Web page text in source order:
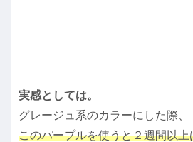
実感としては。
グレージュ系のカラーにした際、
このパープルを使うと２週間以